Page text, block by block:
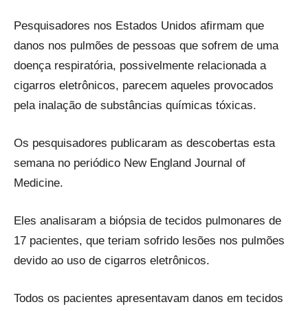
Pesquisadores nos Estados Unidos afirmam que
danos nos pulmões de pessoas que sofrem de uma
doença respiratória, possivelmente relacionada a
cigarros eletrônicos, parecem aqueles provocados
pela inalação de substâncias químicas tóxicas.
Os pesquisadores publicaram as descobertas esta
semana no periódico New England Journal of
Medicine.
Eles analisaram a biópsia de tecidos pulmonares de
17 pacientes, que teriam sofrido lesões nos pulmões
devido ao uso de cigarros eletrônicos.
Todos os pacientes apresentavam danos em tecidos